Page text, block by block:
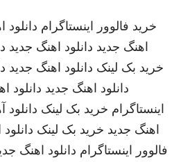
خرید فالوور اینستاگرام دانلود
اهنگ جدید دانلود اهنگ جدید
خرید بک لینک دانلود اهنگ جدید
دانلود اهنگ جدید دانلود
اینستاگرام خرید بک لینک دانلود
اهنگ جدید خرید بک لینک
فالوور اینستاگرام دانلود اهنگ